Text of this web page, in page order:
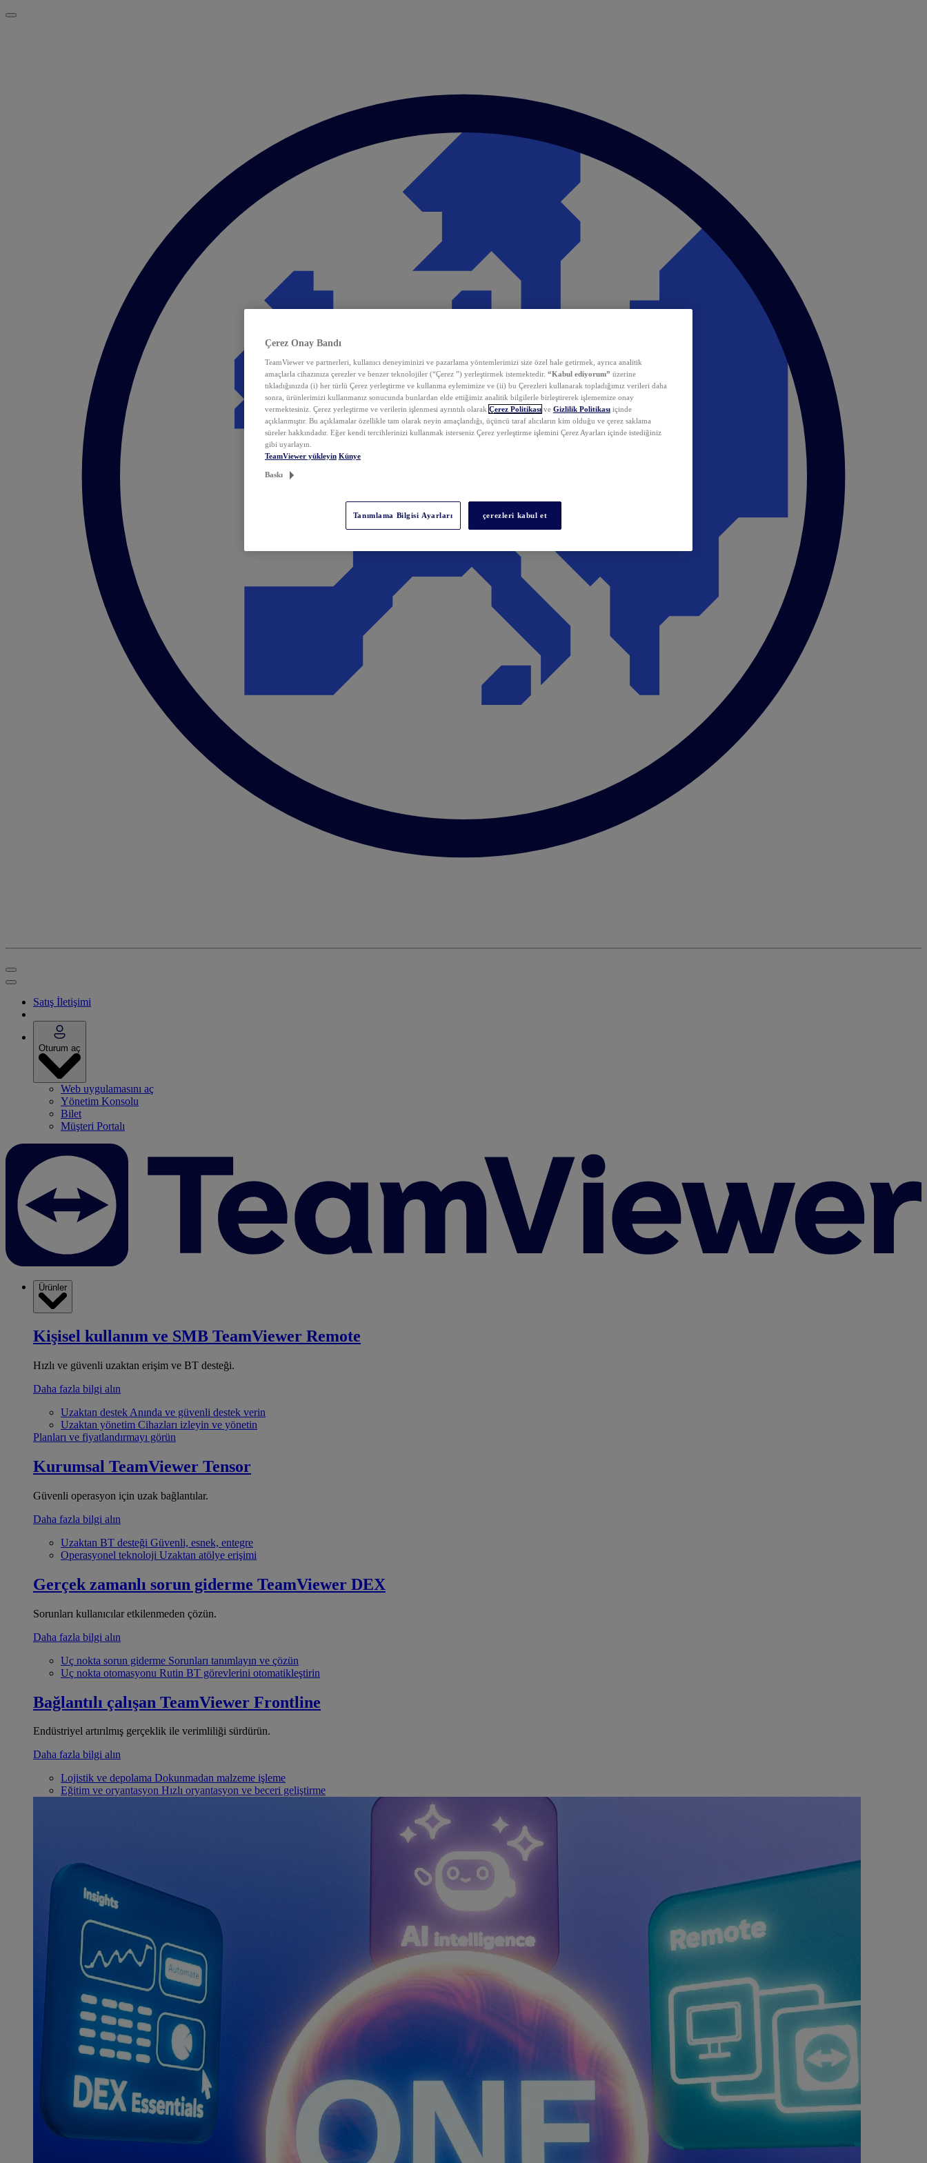
Satış İletişimi
Oturum aç
Web uygulamasını aç
Yönetim Konsolu
Bilet
Müşteri Portalı
Ürünler
Kişisel kullanım ve SMB TeamViewer Remote
Hızlı ve güvenli uzaktan erişim ve BT desteği.
Daha fazla bilgi alın
Uzaktan destek Anında ve güvenli destek verin
Uzaktan yönetim Cihazları izleyin ve yönetin
Planları ve fiyatlandırmayı görün
Kurumsal TeamViewer Tensor
Güvenli operasyon için uzak bağlantılar.
Daha fazla bilgi alın
Uzaktan BT desteği Güvenli, esnek, entegre
Operasyonel teknoloji Uzaktan atölye erişimi
Gerçek zamanlı sorun giderme TeamViewer DEX
Sorunları kullanıcılar etkilenmeden çözün.
Daha fazla bilgi alın
Uç nokta sorun giderme Sorunları tanımlayın ve çözün
Uç nokta otomasyonu Rutin BT görevlerini otomatikleştirin
Bağlantılı çalışan TeamViewer Frontline
Endüstriyel artırılmış gerçeklik ile verimliliği sürdürün.
Daha fazla bilgi alın
Lojistik ve depolama Dokunmadan malzeme işleme
Eğitim ve oryantasyon Hızlı oryantasyon ve beceri geliştirme
Çerez Onay Bandı
TeamViewer ve partnerleri, kullanıcı deneyiminizi ve pazarlama yöntemlerimizi size özel hale getirmek, ayrıca analitik
amaçlarla cihazınıza çerezler ve benzer teknolojiler (“Çerez ”) yerleştirmek istemektedir. “Kabul ediyorum” üzerine
tıkladığınızda (i) her türlü Çerez yerleştirme ve kullanma eylemimize ve (ii) bu Çerezleri kullanarak topladığımız verileri daha
sonra, ürünlerimizi kullanmanız sonucunda bunlardan elde ettiğimiz analitik bilgilerle birleştirerek işlememize onay
vermektesiniz. Çerez yerleştirme ve verilerin işlenmesi ayrıntılı olarak Çerez Politikası ve Gizlilik Politikası içinde
açıklanmıştır. Bu açıklamalar özellikle tam olarak neyin amaçlandığı, üçüncü taraf alıcıların kim olduğu ve çerez saklama
süreler hakkındadır. Eğer kendi tercihlerinizi kullanmak isterseniz Çerez yerleştirme işlemini Çerez Ayarları içinde istediğiniz
gibi uyarlayın.
TeamViewer yükleyin Künye
Baskı
Tanımlama Bilgisi Ayarları çerezleri kabul et